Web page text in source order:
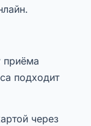
приёма
подходит
через